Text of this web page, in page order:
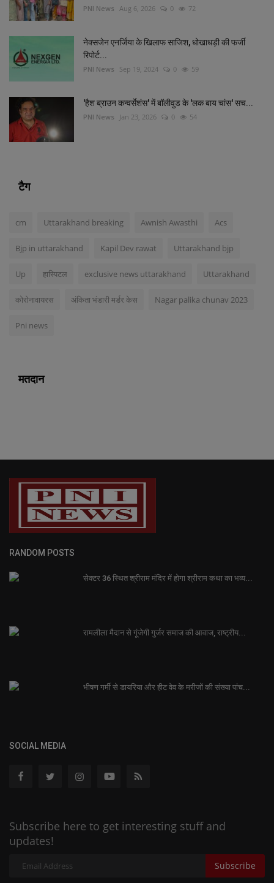
PNI News Aug 6, 2026 0 72
नेक्सजेन एनर्जिया के खिलाफ साजिश, धोखाधड़ी की फर्जी
रिपोर्ट...
PNI News Sep 19, 2024 0 59
'हैश ब्राउन कन्वर्सेशंस' में बॉलीवुड के 'लक बाय चांस' सच...
PNI News Jan 23, 2026 0 54
टैग
cm Uttarakhand breaking Awnish Awasthi Acs
Bjp in uttarakhand Kapil Dev rawat Uttarakhand bjp
Up हास्पिटल exclusive news uttarakhand Uttarakhand
कोरोनावायरस अंकिता भंडारी मर्डर केस Nagar palika chunav 2023
Pni news
मतदान
RANDOM POSTS
सेक्टर 36 स्थित श्रीराम मंदिर में होगा श्रीराम कथा का भव्य...
रामलीला मैदान से गूंजेगी गुर्जर समाज की आवाज, राष्ट्रीय...
भीषण गर्मी से डायरिया और हीट वेव के मरीजों की संख्या पांच...
SOCIAL MEDIA
Subscribe here to get interesting stuff and
updates!
Subscribe